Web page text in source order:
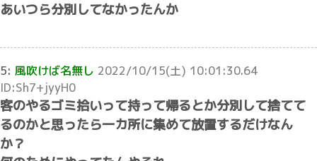
あいつら分別してなかったんか
5: 風吹けば名無し 2022/10/15(土) 10:01:30.64
ID:Sh7+jyyH0
客のやるゴミ拾いって持って帰るとか分別して捨てて
るのかと思ったら一カ所に集めて放置するだけなん
か？